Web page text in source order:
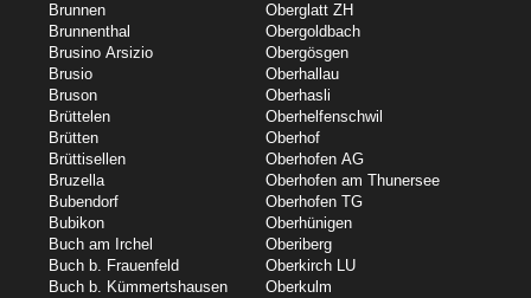
Brunnen
Brunnenthal
Brusino Arsizio
Brusio
Bruson
Brüttelen
Brütten
Brüttisellen
Bruzella
Bubendorf
Bubikon
Buch am Irchel
Buch b. Frauenfeld
Buch b. Kümmertshausen
Oberglatt ZH
Obergoldbach
Obergösgen
Oberhallau
Oberhasli
Oberhelfenschwil
Oberhof
Oberhofen AG
Oberhofen am Thunersee
Oberhofen TG
Oberhünigen
Oberiberg
Oberkirch LU
Oberkulm